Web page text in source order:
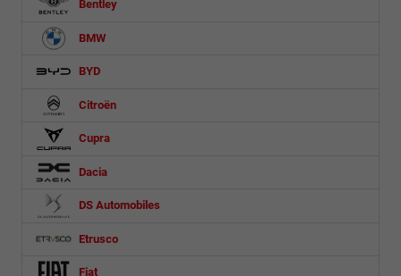
Bentley
BMW
BYD
Citroën
Cupra
Dacia
DS Automobiles
Etrusco
Fiat